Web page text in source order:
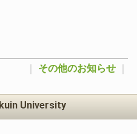
その他のお知らせ
University